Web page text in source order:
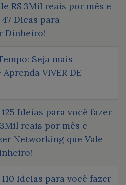
R$ 3Mil reais por mês e
Dicas para
Dinheiro!
Seja mais
VIVER DE
Ideias para você fazer
reais por mês e
Networking que Vale
Ideias para você fazer